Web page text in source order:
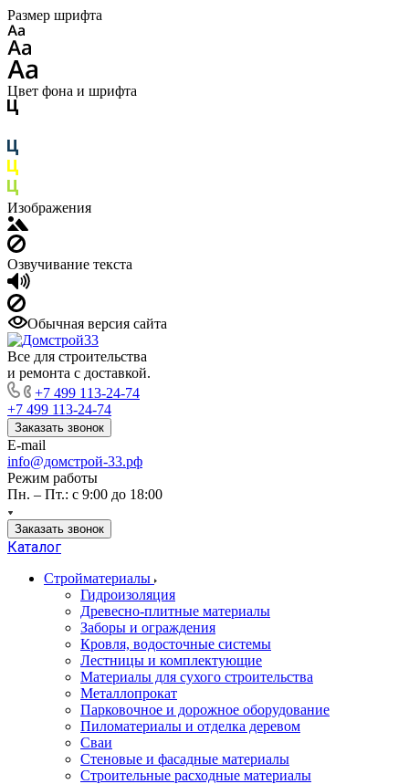
Размер шрифта
Цвет фона и шрифта
Изображения
Озвучивание текста
Обычная версия сайта
Все для строительства
и ремонта с доставкой.
+7 499 113-24-74
+7 499 113-24-74
Заказать звонок
E-mail
info@домстрой-33.рф
Режим работы
Пн. – Пт.: с 9:00 до 18:00
Заказать звонок
Каталог
Стройматериалы
Гидроизоляция
Древесно-плитные материалы
Заборы и ограждения
Кровля, водосточные системы
Лестницы и комплектующие
Материалы для сухого строительства
Металлопрокат
Парковочное и дорожное оборудование
Пиломатериалы и отделка деревом
Сваи
Стеновые и фасадные материалы
Строительные расходные материалы